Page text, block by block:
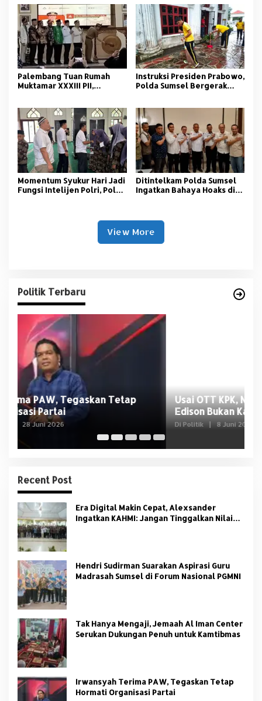
Palembang Tuan Rumah
Muktamar XXXIII PII,
Instruksi Presiden Prabowo,
Polda Sumsel Bergerak
Momentum Syukur Hari Jadi
Fungsi Intelijen Polri, Polda
‎Ditintelkam Polda Sumsel
Ingatkan Bahaya Hoaks di
View More
Politik Terbaru
Usai OTT KPK, NasDem Sumsel Tegaskan
Edison Bukan Kader Partai
Di Politik |
Recent Post
Era Digital Makin Cepat, Alexsander
Ingatkan KAHMI: Jangan Tinggalkan Nilai
Hendri Sudirman Suarakan Aspirasi Guru
Madrasah Sumsel di Forum Nasional PGMNI
Tak Hanya Mengaji, Jemaah Al Iman Center
Serukan Dukungan Penuh untuk Kamtibmas
Irwansyah Terima PAW, Tegaskan Tetap
Hormati Organisasi Partai